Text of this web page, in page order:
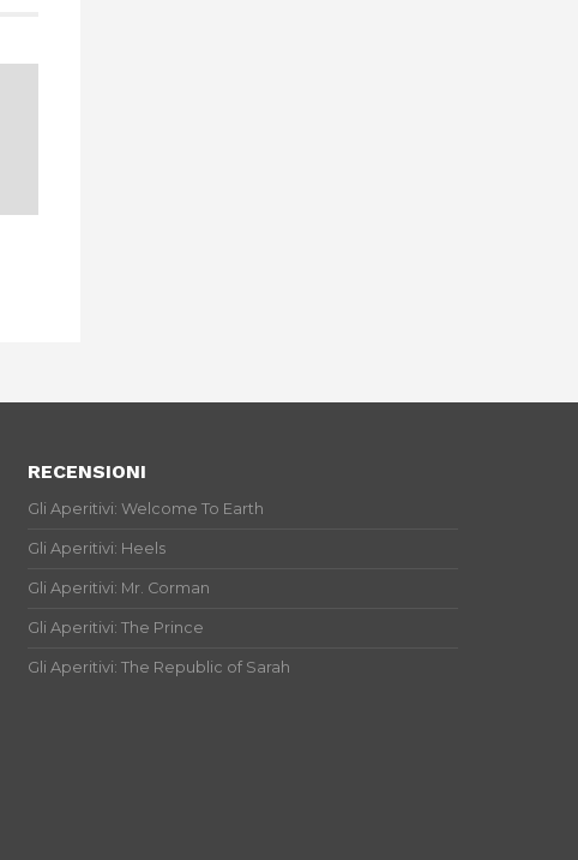
RECENSIONI
Gli Aperitivi: Welcome To Earth
Gli Aperitivi: Heels
Gli Aperitivi: Mr. Corman
Gli Aperitivi: The Prince
Gli Aperitivi: The Republic of Sarah